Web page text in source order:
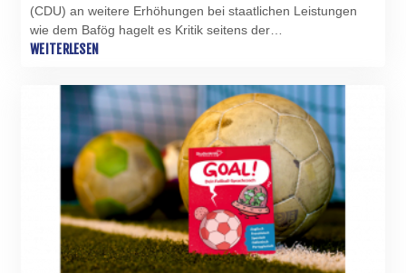
(CDU) an weitere Erhöhungen bei staatlichen Leistungen
wie dem Bafög hagelt es Kritik seitens der
Studierendenvertretungen. Diese Abfuhr komme den
Lebenshaltungskosten "wie ein Schlag ins Gesicht vor",
erklärte der Bundesverband Liberaler Hochschulgruppen
am Sonntag. Studierende dienten im Haushaltsstreit "als
Verhandlungsobjekt", lautete die Kritik.
WEITERLESEN